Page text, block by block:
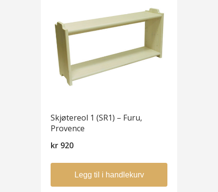
Skjøtereol 1 (SR1) – Furu,
Provence
kr 920
Legg til i handlekurv